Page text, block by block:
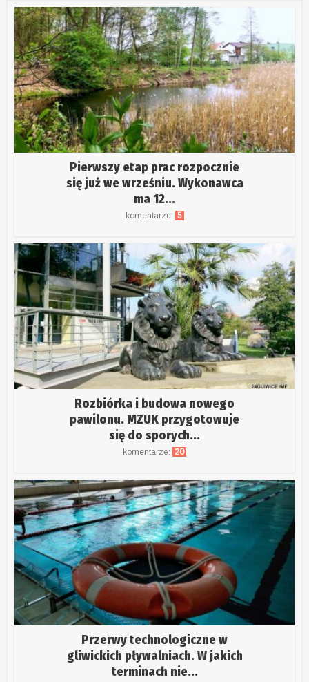
Pierwszy etap prac rozpocznie
się już we wrześniu. Wykonawca
ma 12...
komentarze: 5
Rozbiórka i budowa nowego
pawilonu. MZUK przygotowuje
się do sporych...
komentarze: 20
Przerwy technologiczne w
gliwickich pływalniach. W jakich
terminach nie...